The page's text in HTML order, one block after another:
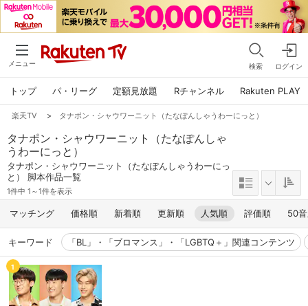
メニュー 検索 ログイン
トップ パ・リーグ 定額見放題 Rチャンネル Rakuten PLAY
楽天TV > タナポン・シャウワーニット（たなぽんしゃうわーにっと）
タナポン・シャウワーニット（たなぽんしゃ
うわーにっと）
タナポン・シャウワーニット（たなぽんしゃうわーにっ
と） 脚本作品一覧
1件中 1～1件を表示
マッチング 価格順 新着順 更新順 人気順 評価順 50
キーワード 「BL」・「ブロマンス」・「LGBTQ＋」関連コンテンツ
1